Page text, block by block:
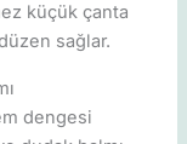
küçük çanta
sağlar.
dengesi